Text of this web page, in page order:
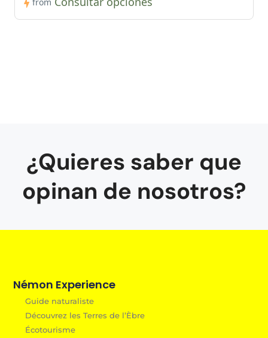
from
¿Quieres saber que
opinan de nosotros?
Némon Experience
Guide naturaliste
Découvrez les Terres de l’Èbre
Écotourisme